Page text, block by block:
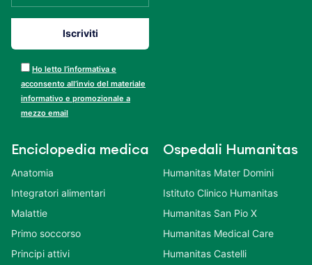
Ho letto l’informativa e
acconsento all’invio del materiale
informativo e promozionale a
mezzo email
Enciclopedia medica
Anatomia
Integratori alimentari
Malattie
Primo soccorso
Principi attivi
Ospedali Humanitas
Humanitas Mater Domini
Istituto Clinico Humanitas
Humanitas San Pio X
Humanitas Medical Care
Humanitas Castelli